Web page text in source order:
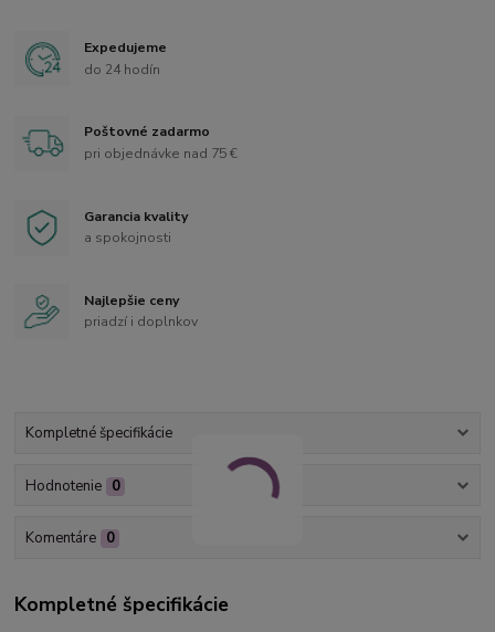
Expedujeme
do 24 hodín
Poštovné zadarmo
pri objednávke nad 75 €
Garancia kvality
a spokojnosti
Najlepšie ceny
priadzí i doplnkov
Kompletné špecifikácie
Hodnotenie 0
Komentáre 0
Kompletné špecifikácie